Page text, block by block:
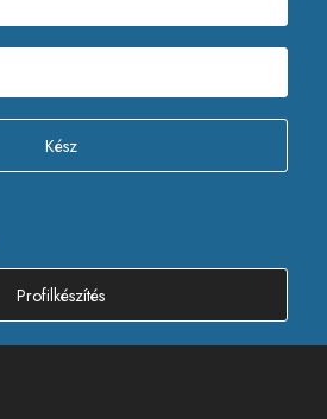
Kész
Profilkészítés